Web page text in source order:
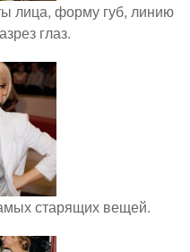
лица, форму губ, линию
глаз.
старящих вещей.